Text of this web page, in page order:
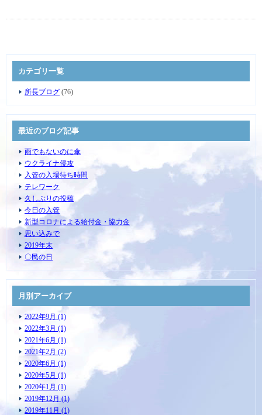
カテゴリ一覧
所長ブログ (76)
最近のブログ記事
雨でもないのに傘
ウクライナ侵攻
入管の入場待ち時間
テレワーク
久しぶりの投稿
今日の入管
新型コロナによる給付金・協力金
思い込みで
2019年末
〇民の日
月別アーカイブ
2022年9月 (1)
2022年3月 (1)
2021年6月 (1)
2021年2月 (2)
2020年6月 (1)
2020年5月 (1)
2020年1月 (1)
2019年12月 (1)
2019年11月 (1)